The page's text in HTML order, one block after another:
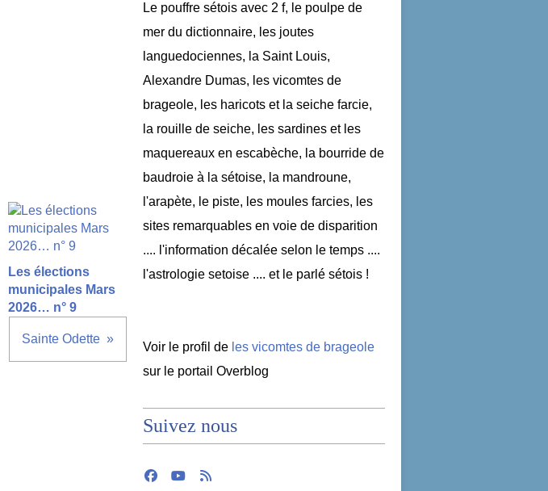
Les élections
municipales Mars
2026… n° 9
Sainte Odette
Le pouffre sétois avec 2 f, le poulpe de
mer du dictionnaire, les joutes
languedociennes, la Saint Louis,
Alexandre Dumas, les vicomtes de
brageole, les haricots et la seiche farcie,
la rouille de seiche, les sardines et les
maquereaux en escabèche, la bourride de
baudroie à la sétoise, la mandroune,
l'arapète, le piste, les moules farcies, les
sites remarquables en voie de disparition
.... l'information décalée selon le temps ....
l'astrologie setoise .... et le parlé sétois !
Voir le profil de les vicomtes de brageole
sur le portail Overblog
Suivez nous